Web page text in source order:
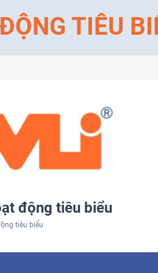
TIÊU
động tiêu biểu
tiêu biểu